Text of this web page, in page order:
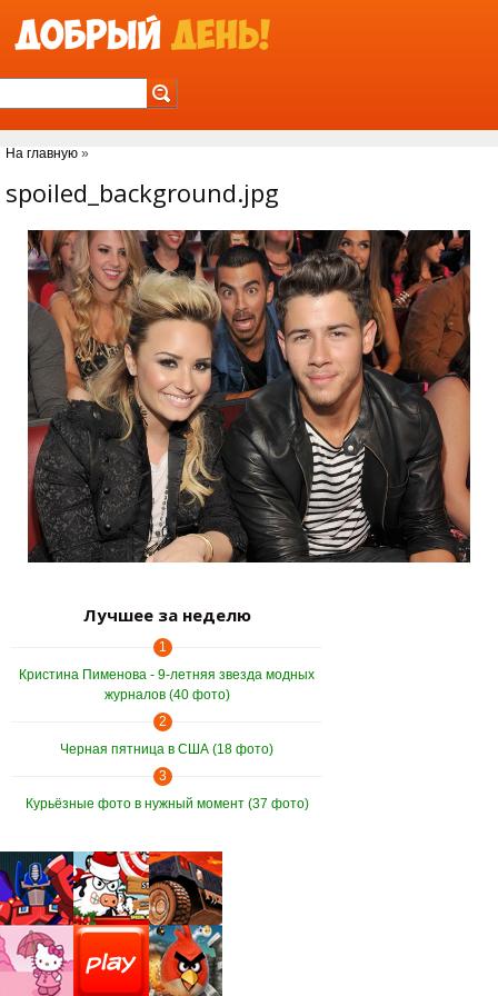
На главную »
spoiled_background.jpg
Лучшее за неделю
1
Кристина Пименова - 9-летняя звезда модных
журналов (40 фото)
2
Черная пятница в США (18 фото)
3
Курьёзные фото в нужный момент (37 фото)